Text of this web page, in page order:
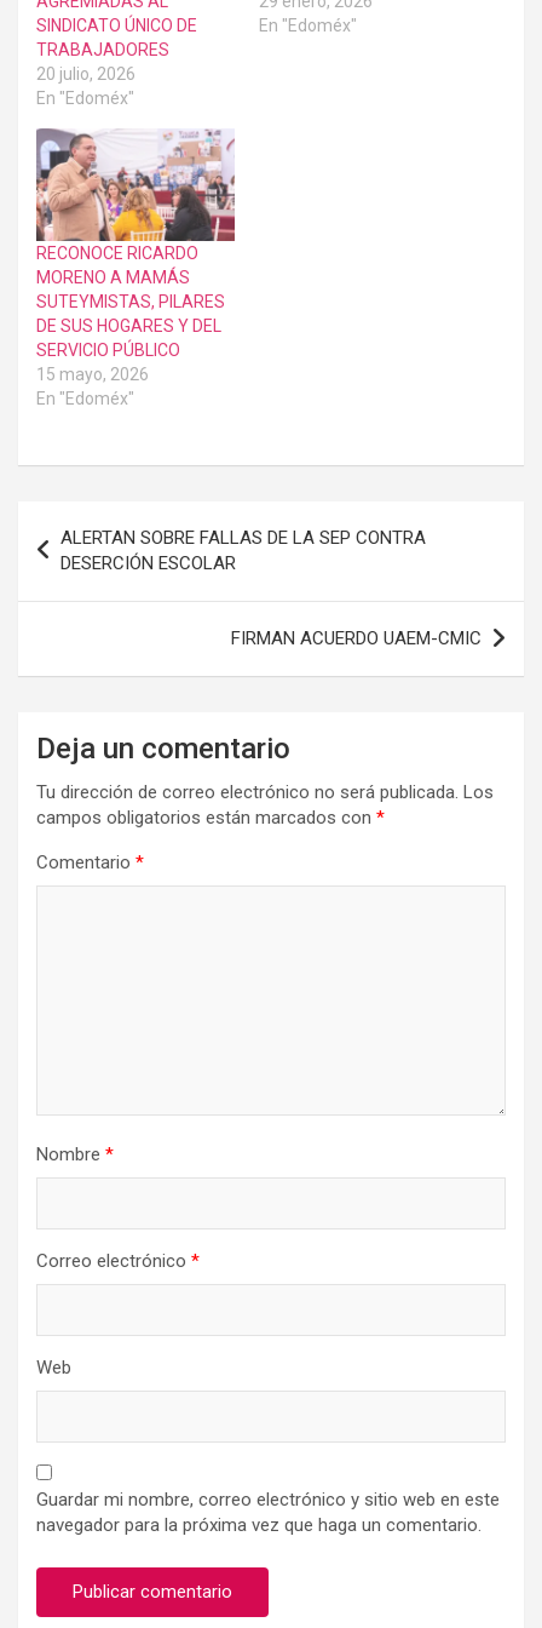
SINDICATO ÚNICO DE
TRABAJADORES
20 julio, 2026
En "Edoméx"
En "Edoméx"
RECONOCE RICARDO
MORENO A MAMÁS
SUTEYMISTAS, PILARES
DE SUS HOGARES Y DEL
SERVICIO PÚBLICO
15 mayo, 2026
En "Edoméx"
de
entradas
ALERTAN SOBRE FALLAS DE LA SEP CONTRA
DESERCIÓN ESCOLAR
FIRMAN ACUERDO UAEM-CMIC
Deja un comentario
Tu dirección de correo electrónico no será publicada. Los
campos obligatorios están marcados con *
Comentario *
Nombre *
Correo electrónico *
Web
Guardar mi nombre, correo electrónico y sitio web en este
navegador para la próxima vez que haga un comentario.